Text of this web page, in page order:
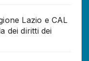
Lazio e CAL
dei diritti dei